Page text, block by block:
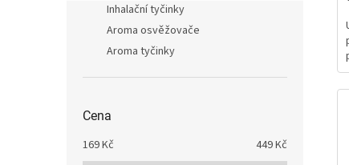
Inhalační tyčinky
Aroma osvěžovače
Aroma tyčinky
Cena
169Kč 449Kč